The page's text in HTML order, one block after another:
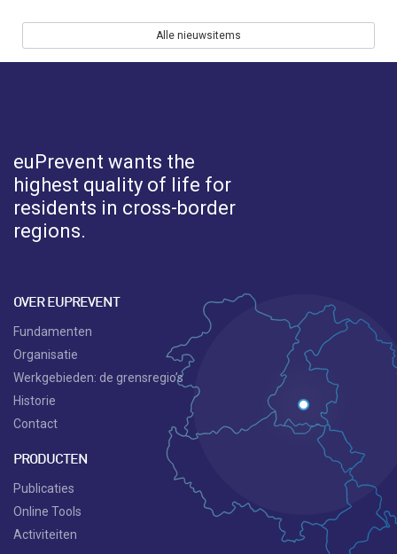
Alle nieuwsitems
euPrevent wants the
highest quality of life for
residents in cross-border
regions.
OVER EUPREVENT
Fundamenten
Organisatie
Werkgebieden: de grensregio’s
Historie
Contact
PRODUCTEN
Publicaties
Online Tools
Activiteiten